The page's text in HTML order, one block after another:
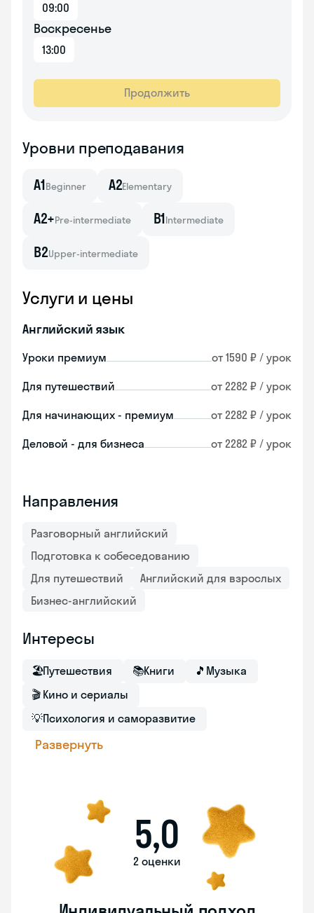
09:00
Воскресенье
13:00
Продолжить
Уровни преподавания
A1Beginner A2Elementary
A2+Pre-intermediate B1Intermediate
B2Upper-intermediate
Услуги и цены
Английский язык
Уроки премиум от 1590 ₽ / урок
Для путешествий от 2282 ₽ / урок
Для начинающих - премиум от 2282 ₽ / урок
Деловой - для бизнеса от 2282 ₽ / урок
Направления
Разговорный английский
Подготовка к собеседованию
Для путешествий
Английский для взрослых
Бизнес-английский
Интересы
🏖Путешествия 📚Книги 🎵 Музыка
🎬 Кино и сериалы
💡Психология и саморазвитие
Развернуть
5,0
2 оценки